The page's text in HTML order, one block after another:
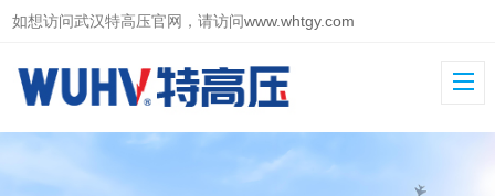
如想访问武汉特高压官网，请访问www.whtgy.com